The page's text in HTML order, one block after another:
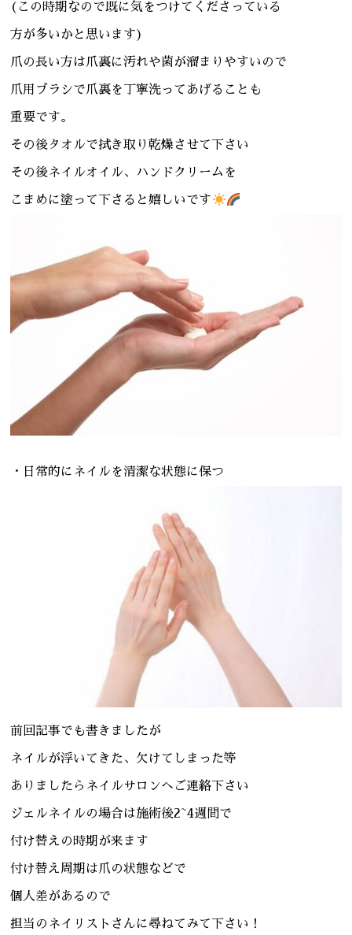
(この時期なので既に気をつけてくださっている
方が多いかと思います)
爪の長い方は爪裏に汚れや菌が溜まりやすいので
爪用ブラシで爪裏を丁寧洗ってあげることも
重要です。
その後タオルで拭き取り乾燥させて下さい
その後ネイルオイル、ハンドクリームを
こまめに塗って下さると嬉しいです
・日常的にネイルを清潔な状態に保つ
前回記事でも書きましたが
ネイルが浮いてきた、欠けてしまった等
ありましたらネイルサロンへご連絡下さい
ジェルネイルの場合は施術後2~4週間で
付け替えの時期が来ます
付け替え周期は爪の状態などで
個人差があるので
担当のネイリストさんに尋ねてみて下さい！